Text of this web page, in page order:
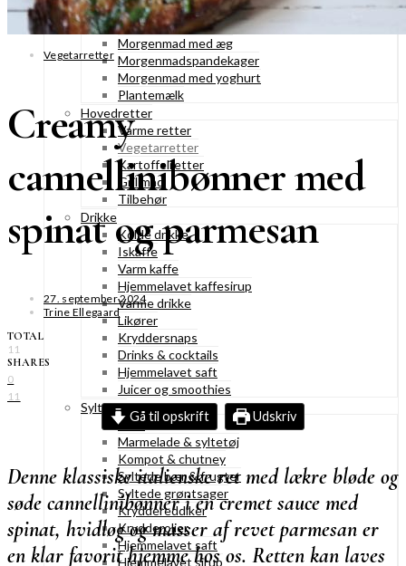
Morgenmad
Granola & müesli
Morgenmad med æg
Morgenmadspandekager
Morgenmad med yoghurt
Plantemælk
Hovedretter
Varme retter
Vegetarretter
Kartoffelretter
Grillmad
Tilbehør
Drikke
Kolde drikke
Iskaffe
Varm kaffe
Hjemmelavet kaffesirup
Varme drikke
Likører
Kryddersnaps
Drinks & cocktails
Hjemmelavet saft
Juicer og smoothies
Syltning
Gelé
Marmelade & syltetøj
Kompot & chutney
Syltede bær & frugter
Syltede grøntsager
Kryddereddiker
Krydderolier
Hjemmelavet saft
Hjemmelavet sirup
Vegetarretter
Creamy
cannellinibønner med
spinat og parmesan
27. september 2024
Trine Ellegaard
TOTAL
11
SHARES
0
11
Gå til opskrift Udskriv
Denne klassiske italienske ret med lækre bløde og
søde cannellinibønner i en cremet sauce med
spinat, hvidløg og masser af revet parmesan er
en klar favorit hjemme hos os. Retten kan laves